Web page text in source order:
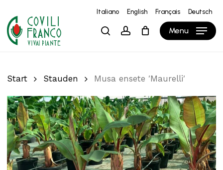
main
content
Italiano English Français Deutsch
searchaccount Menu
Warenkorb Close
Cart
Start Stauden Musa ensete ′Maurelli′